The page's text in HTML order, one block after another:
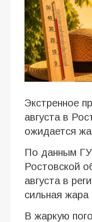
Экстренное
августа в
ожидается
По данным
Ростовской
августа в
сильная жара
В жаркую